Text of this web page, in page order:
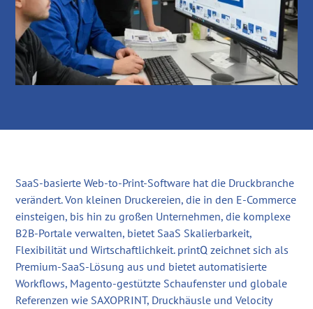
SaaS-basierte Web-to-Print-Software hat die Druckbranche
verändert. Von kleinen Druckereien, die in den E-Commerce
einsteigen, bis hin zu großen Unternehmen, die komplexe
B2B-Portale verwalten, bietet SaaS Skalierbarkeit,
Flexibilität und Wirtschaftlichkeit. printQ zeichnet sich als
Premium-SaaS-Lösung aus und bietet automatisierte
Workflows, Magento-gestützte Schaufenster und globale
Referenzen wie SAXOPRINT, Druckhäusle und Velocity